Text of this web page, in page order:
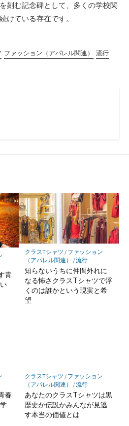
刻む記念碑として、多くの学校関
けている存在です。
ファッション（アパレル関連） 流行
青
クラスTシャツ / ファッション
（アパレル関連）
/流行
知らないうちに仲間外れに
なる怖さクラスTシャツで浮
くのは誰かという現実と希
望
春
クラスTシャツ / ファッション
（アパレル関連）
/流行
あなたのクラスTシャツは黒
歴史か伝説かみんなが見逃
す本当の価値とは